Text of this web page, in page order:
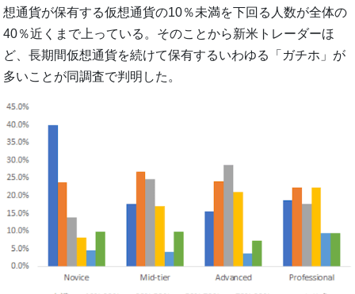
想通貨が保有する仮想通貨の10％未満を下回る人数が全体の
40％近くまで上っている。そのことから新米トレーダーほ
ど、長期間仮想通貨を続けて保有するいわゆる「ガチホ」が
多いことが同調査で判明した。